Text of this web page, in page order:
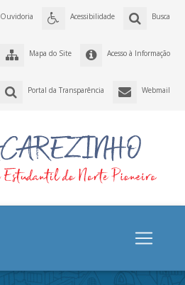
Busca
Acessibilidade
Ouvidoria
Acesso à Informação
Mapa do Site
Webmail
Portal da Transparência